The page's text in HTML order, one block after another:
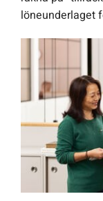
löneunderlaget